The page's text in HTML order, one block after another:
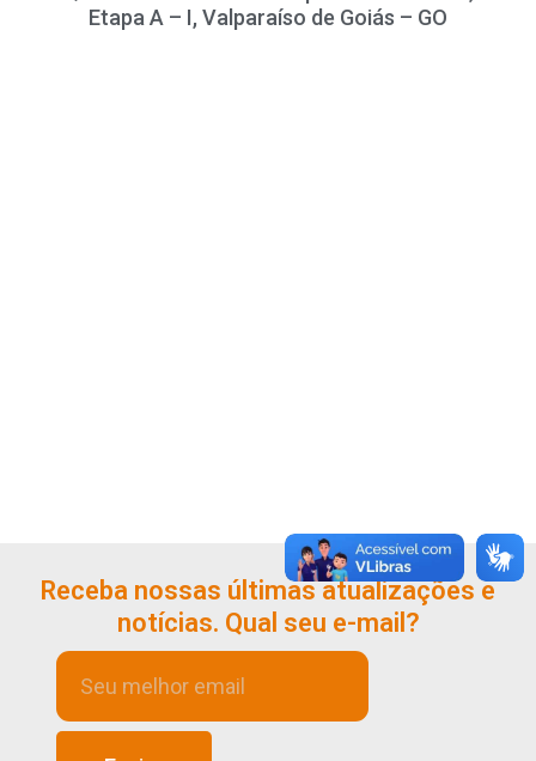
Etapa A – I, Valparaíso de Goiás – GO
Receba nossas últimas atualizações e
notícias. Qual seu e-mail?